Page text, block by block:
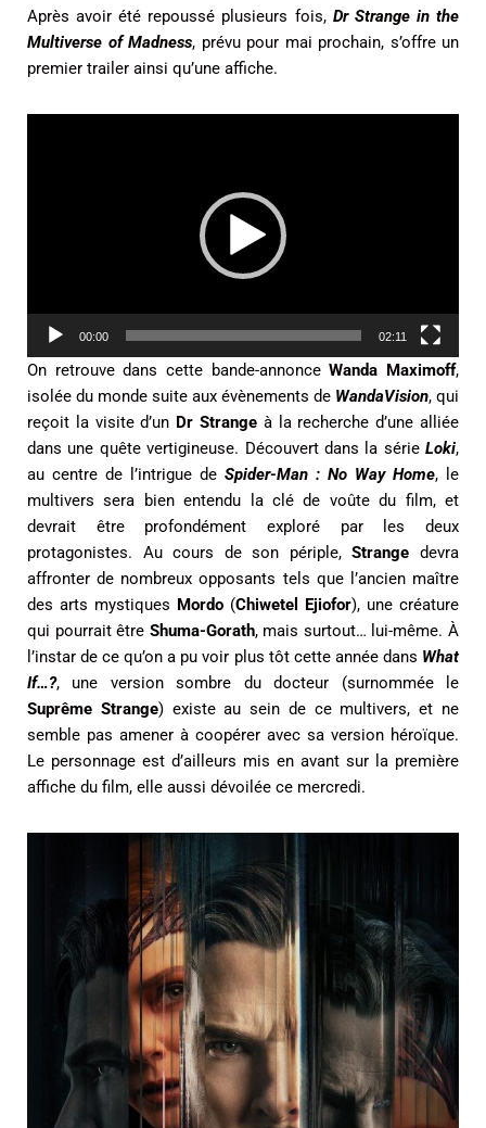
Après avoir été repoussé plusieurs fois, Dr Strange in the
Multiverse of Madness, prévu pour mai prochain, s’offre un
premier trailer ainsi qu’une affiche.
d
é
00:00 02:11
On retrouve dans cette bande-annonceWanda Maximoff,
isolée du monde suite aux évènements de WandaVision, qui
reçoit la visite d’un Dr Strange à la recherche d’une alliée
dans une quête vertigineuse. Découvert dans la série Loki,
au centre de l’intrigue de Spider-Man : No Way Home, le
multivers sera bien entendu la clé de voûte du film, et
devrait être profondément exploré par les deux
protagonistes. Au cours de son périple,Strange devra
affronter de nombreux opposants tels que l’ancien maître
des arts mystiques Mordo (Chiwetel Ejiofor), une créature
qui pourrait être Shuma-Gorath, mais surtout… lui-même. À
l’instar de ce qu’on a pu voir plus tôt cette année dans What
If…?, une version sombre du docteur (surnommée le
Suprême Strange) existe au sein de ce multivers, et ne
semble pas amener à coopérer avec sa version héroïque.
Le personnage est d’ailleurs mis en avant sur la première
affiche du film, elle aussi dévoilée ce mercredi.